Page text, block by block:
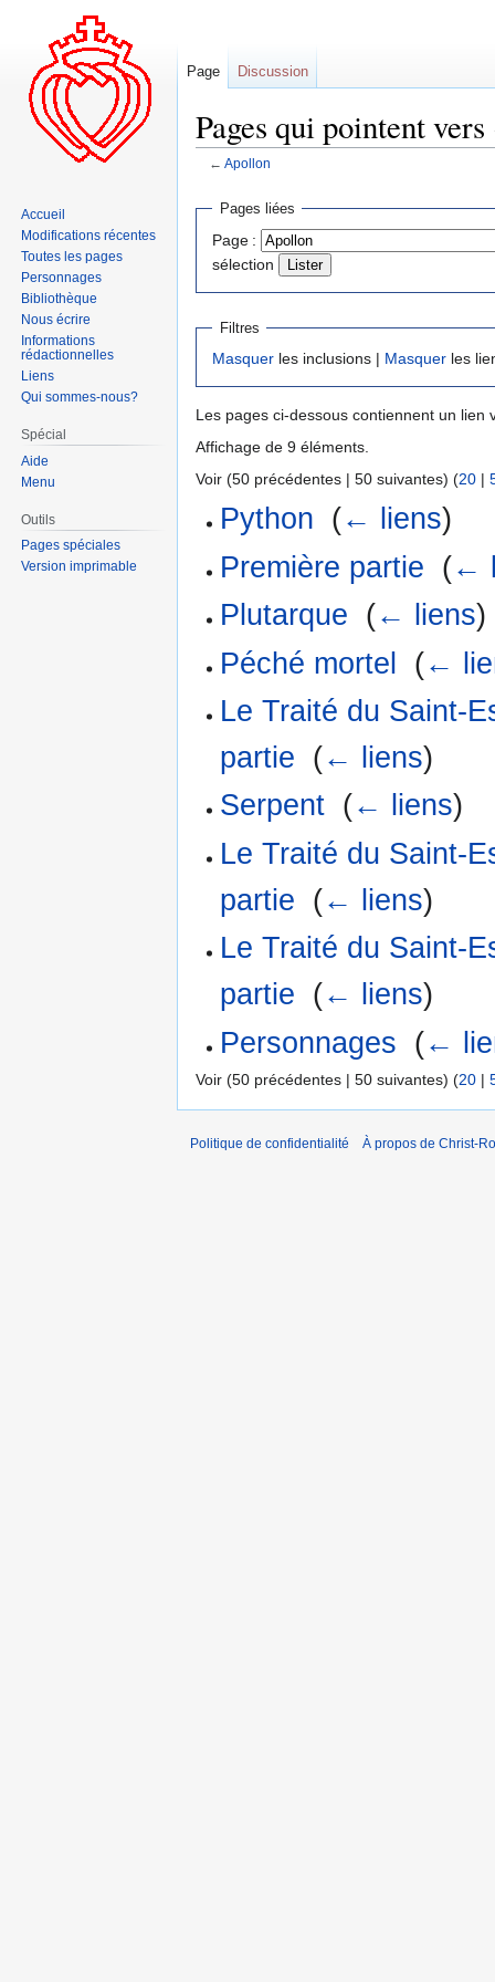
Pages qui pointent
← Apollon
Aller
navigation
Aller
recherche
Pages liées
Page :
sélection
Filtres
Masquer les inclusions | Masquer les
Les pages ci-dessous contiennent un lien
Affichage de 9 éléments.
Voir (50 précédentes | 50 suivantes) (20 |
Python (← liens)
Première partie (←
Plutarque (← liens)
Péché mortel
(←
Le Traité du Saint-
partie (← liens)
Serpent (← liens)
Le Traité du Saint-
partie (← liens)
Le Traité du Saint-
partie (← liens)
Personnages (←
Voir (50 précédentes | 50 suivantes) (20 |
Page Discussion
Accueil
Modifications récentes
Toutes les pages
Personnages
Bibliothèque
Nous écrire
Informations
rédactionnelles
Liens
Qui sommes-nous?
Spécial
Aide
Menu
Outils
Pages spéciales
Version imprimable
Politique de confidentialité À propos de Christ-